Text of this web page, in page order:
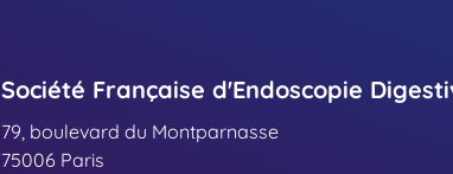
Société Française d'Endoscopie
79, boulevard du Montparnasse
75006 Paris